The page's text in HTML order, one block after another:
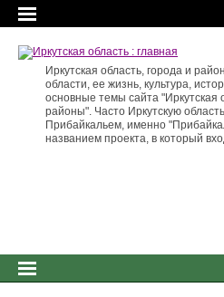
Иркутская область, города и
области, ее жизнь, культура,
основные темы сайта "Иркутская
районы". Часто Иркутскую
Прибайкальем, именно
названием проекта, в который